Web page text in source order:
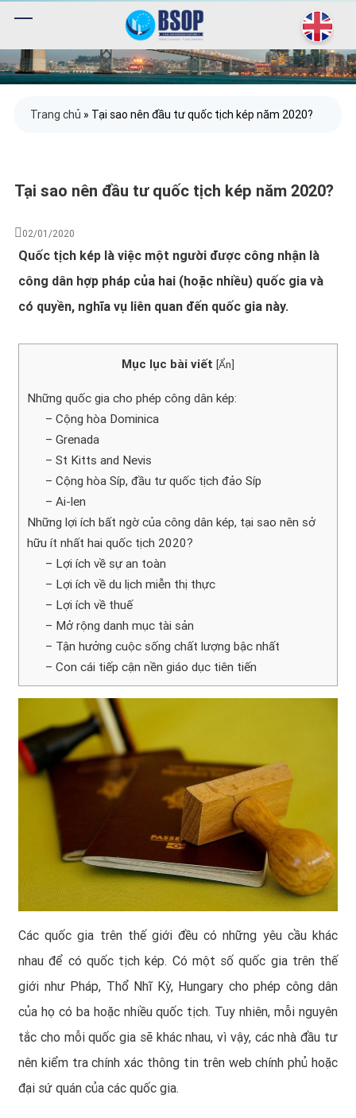
Trang chủ » Tại sao nên đầu tư quốc tịch kép năm 2020?
Tại sao nên đầu tư quốc tịch kép năm 2020?
02/01/2020
Quốc tịch kép là việc một người được công nhận là
công dân hợp pháp của hai (hoặc nhiều) quốc gia và
có quyền, nghĩa vụ liên quan đến quốc gia này.
Mục lục bài viết [Ẩn]
Những quốc gia cho phép công dân kép:
– Cộng hòa Dominica
– Grenada
– St Kitts and Nevis
– Cộng hòa Síp, đầu tư quốc tịch đảo Síp
– Ai-len
Những lợi ích bất ngờ của công dân kép, tại sao nên sở
hữu ít nhất hai quốc tịch 2020?
– Lợi ích về sự an toàn
– Lợi ích về du lịch miễn thị thực
– Lợi ích về thuế
– Mở rộng danh mục tài sản
– Tận hưởng cuộc sống chất lượng bậc nhất
– Con cái tiếp cận nền giáo dục tiên tiến
Các quốc gia trên thế giới đều có những yêu cầu khác
nhau để có quốc tịch kép. Có một số quốc gia trên thế
giới như Pháp, Thổ Nhĩ Kỳ, Hungary cho phép công dân
của họ có ba hoặc nhiều quốc tịch. Tuy nhiên, mỗi nguyên
tắc cho mỗi quốc gia sẽ khác nhau, vì vậy, các nhà đầu tư
nên kiểm tra chính xác thông tin trên web chính phủ hoặc
đại sứ quán của các quốc gia.